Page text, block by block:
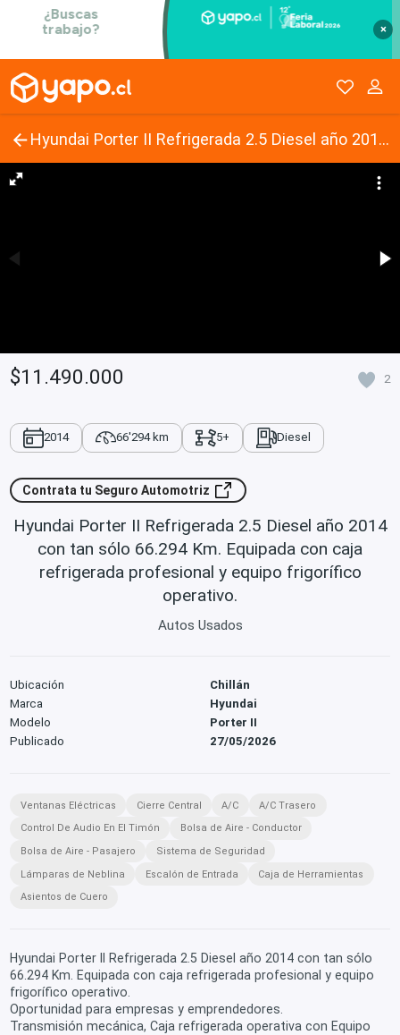
×
Hyundai Porter II Refrigerada 2.5 Diesel año 2014 con tan sólo 66.294 Km. Equipada con caja refrigerada profesional y equipo frigorífico operativo.
$11.490.000 2
2014 66'294 km 5+ Diesel
Contrata tu Seguro Automotriz
Hyundai Porter II Refrigerada 2.5 Diesel año 2014
con tan sólo 66.294 Km. Equipada con caja
refrigerada profesional y equipo frigorífico
operativo.
Autos Usados
Ubicación
Chillán
Marca
Hyundai
Modelo
Porter II
Publicado
27/05/2026
Ventanas Eléctricas Cierre Central A/C
A/C Trasero
Control De Audio En El Timón
Bolsa de Aire - Conductor
Bolsa de Aire - Pasajero
Sistema de Seguridad
Lámparas de Neblina
Escalón de Entrada
Caja de Herramientas
Asientos de Cuero
Hyundai Porter II Refrigerada 2.5 Diesel año 2014 con tan sólo
66.294 Km. Equipada con caja refrigerada profesional y equipo
frigorífico operativo.
Oportunidad para empresas y emprendedores.
Transmisión mecánica, Caja refrigerada operativa con Equipo